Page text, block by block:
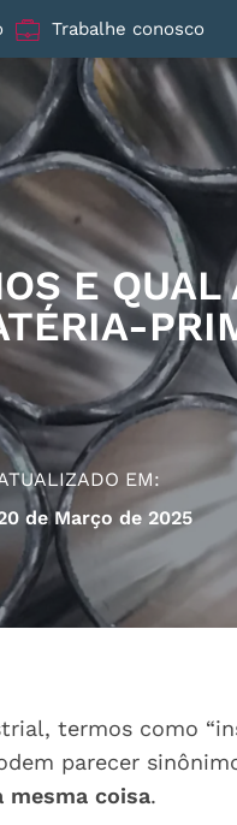
Trabalhe conosco
E QUAL
EM:
de Março de 2025
termos como
parecer
mesma coisa.